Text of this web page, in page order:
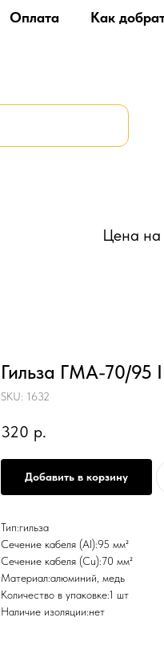
Оплата Как
Цена на
Гильза ГМА-70/95
SKU: 1632
320 р.
Добавить в корзину
Тип:гильза
Сечение кабеля (Al):95 мм²
Сечение кабеля (Cu):70 мм²
Материал:алюминий, медь
Количество в упаковке:1 шт
Наличие изоляции:нет